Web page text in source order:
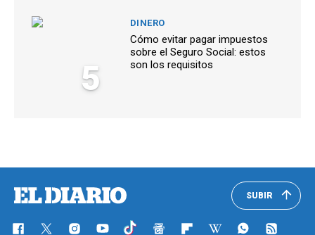
5
DINERO
Cómo evitar pagar impuestos
sobre el Seguro Social: estos
son los requisitos
SUBIR